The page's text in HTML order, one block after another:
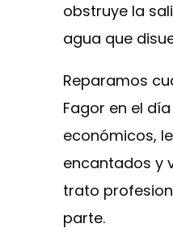
obstruye la
agua que
Reparamos
Fagor en el
económicos,
encantados y
trato
parte.